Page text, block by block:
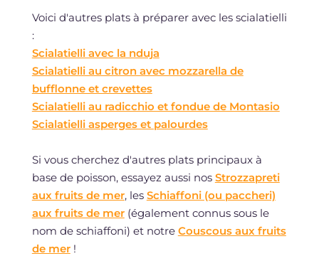
Voici d'autres plats à préparer avec les scialatielli
:
Scialatielli avec la nduja
Scialatielli au citron avec mozzarella de
bufflonne et crevettes
Scialatielli au radicchio et fondue de Montasio
Scialatielli asperges et palourdes
Si vous cherchez d'autres plats principaux à
base de poisson, essayez aussi nos Strozzapreti
aux fruits de mer, les Schiaffoni (ou paccheri)
aux fruits de mer(également connus sous le
nom de schiaffoni) et notre Couscous aux fruits
de mer!